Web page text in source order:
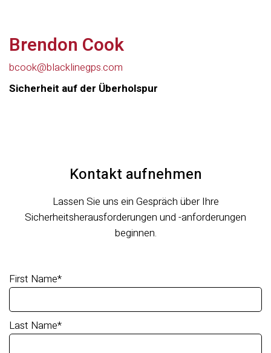
Brendon Cook
bcook@blacklinegps.com
Sicherheit auf der Überholspur
Kontakt aufnehmen
Lassen Sie uns ein Gespräch über Ihre
Sicherheitsherausforderungen und -anforderungen
beginnen.
First Name*
Last Name*